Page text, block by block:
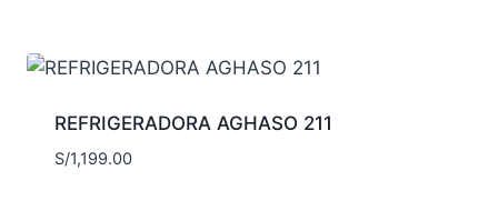
REFRIGERADORA AGHASO 211
S/1,199.00